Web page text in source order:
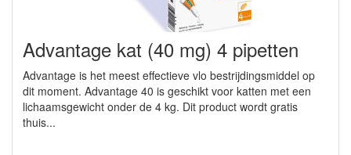
Advantage kat (40 mg) 4 pipetten
Advantage is het meest effectieve vlo bestrijdingsmiddel op
dit moment. Advantage 40 is geschikt voor katten met een
lichaamsgewicht onder de 4 kg. Dit product wordt gratis
thuis...